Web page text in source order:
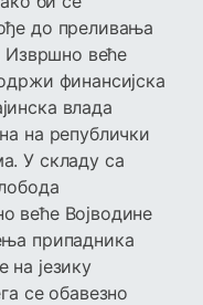
до преливања
Извршно веће
финансијска
влада
на републички
У складу са
веће Војводине
припадника
на језику
се обавезно